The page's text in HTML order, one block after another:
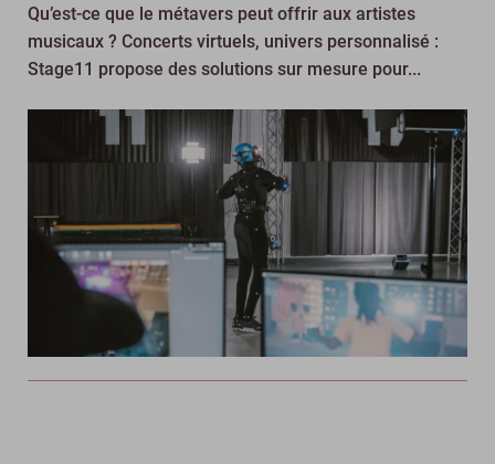
Qu’est-ce que le métavers peut offrir aux artistes
musicaux ? Concerts virtuels, univers personnalisé :
Stage11 propose des solutions sur mesure pour...